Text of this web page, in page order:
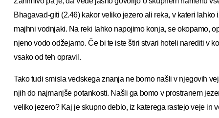
Bhagavad-giti (2.46) kakor veliko jezero ali reka, v kateri
majhni vodnjaki. Na reki lahko napojimo konja, se okopamo,
njeno vodo odžejamo. Če bi te iste štiri stvari hoteli narediti v
vsako od teh opravil.
Tako tudi smisla vedskega znanja ne bomo našli v njegovih
njih do najmanjše potankosti. Našli ga bomo v prostranem
veliko jezero? Kaj je skupno deblo, iz katerega rastejo veje in